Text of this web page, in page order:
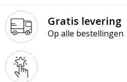
Gratis levering
Op alle bestellingen